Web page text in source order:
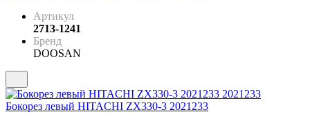
Артикул
2713-1241
Бренд
DOOSAN
Бокорез левый HITACHI ZX330-3 2021233